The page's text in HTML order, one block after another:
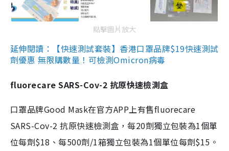
點擊圖片放大
延伸閱讀：【快速測試套裝】香港口罩品牌$19快速測試
劑優惠 無限購數量！可檢測Omicron病毒
fluorecare SARS-Cov-2 抗原快速檢測盒
口罩品牌Good Mask在官方APP上有售fluorecare
SARS-Cov-2 抗原快速檢測盒，每20劑獨立包裝為1個單
位每劑$18、每500劑/1箱獨立包裝為1個單位每劑$15。